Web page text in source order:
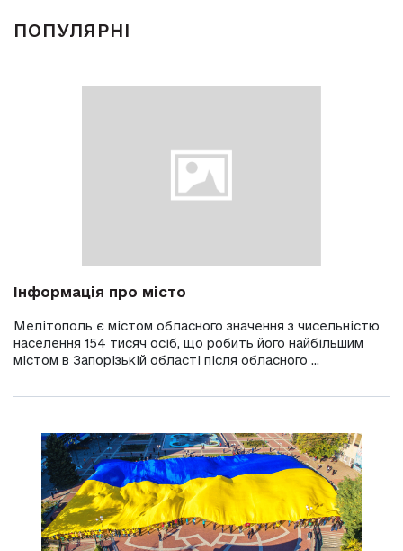
ПОПУЛЯРНІ
Інформація про місто
Мелітополь є містом обласного значення з чисельністю
населення 154 тисяч осіб, що робить його найбільшим
містом в Запорізькій області після обласного ...